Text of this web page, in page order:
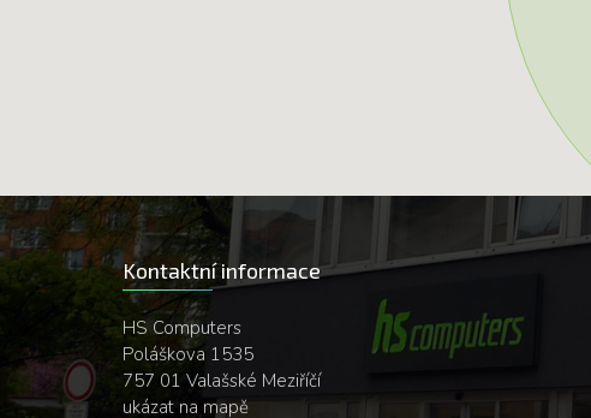
Kontaktní informace
HS Computers
Poláškova 1535
757 01 Valašské Meziříčí
ukázat na mapě